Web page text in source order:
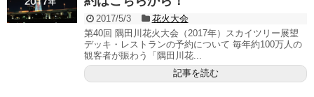
2017/5/3
花火大会
第40回 隅田川花火大会（2017年）スカイツリー展望
デッキ・レストランの予約について 毎年約100万人の
観客者が賑わう「隅田川花...
記事を読む